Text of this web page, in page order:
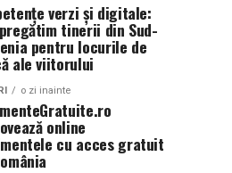
verzi și digitale:
tinerii din Sud-
pentru locurile de
ale viitorului
o zi inainte
online
cu acces gratuit